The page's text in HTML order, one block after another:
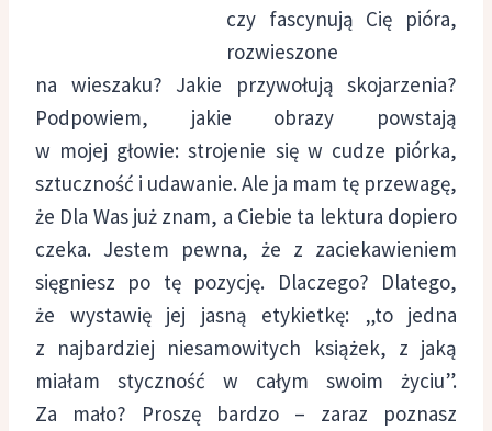
czy fascynują Cię pióra,
rozwieszone
na wieszaku? Jakie przywołują skojarzenia?
Podpowiem, jakie obrazy powstają
w mojej głowie: strojenie się w cudze piórka,
sztuczność i udawanie. Ale ja mam tę przewagę,
że Dla Was już znam, a Ciebie ta lektura dopiero
czeka. Jestem pewna, że z zaciekawieniem
sięgniesz po tę pozycję. Dlaczego? Dlatego,
że wystawię jej jasną etykietkę: „to jedna
z najbardziej niesamowitych książek, z jaką
miałam styczność w całym swoim życiu”.
Za mało? Proszę bardzo – zaraz poznasz